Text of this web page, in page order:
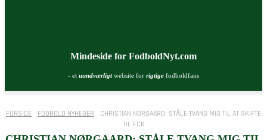
Mindeside for FodboldNyt.com
- et uundværligtwebsite for rigtige fodboldfans
FORSIDE FODBOLD NYHEDER
CHRISTIAN NØRGAARD: STÅLE TVANG MIG TIL AT SKIFTE
TIL FCK